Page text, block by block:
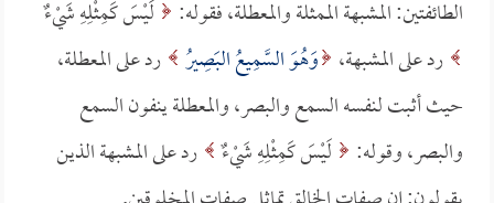
الطائفتين: المشبهة الممثلة والمعطلة، فقوله: لَيْسَ كَمِثْلِهِ شَيْءٌ
رد على المشبهة، وَهُوَ السَّمِيعُ البَصِيرُ رد على المعطلة،
حيث أثبت لنفسه السمع والبصر، والمعطلة ينفون السمع
والبصر، وقوله: لَيْسَ كَمِثْلِهِ شَيْءٌ رد على المشبهة الذين